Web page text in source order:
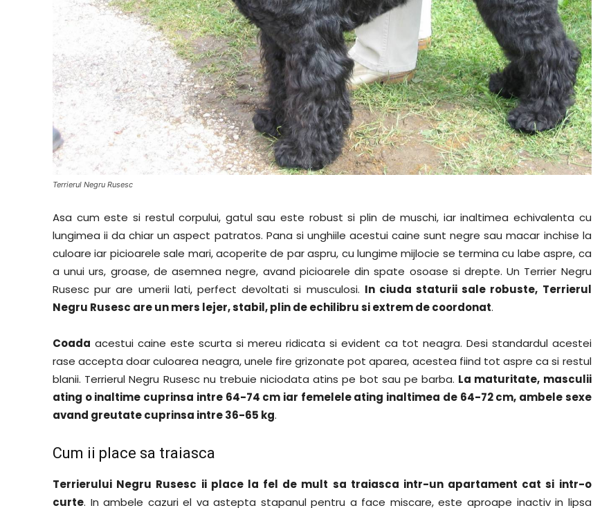
Terrierul Negru Rusesc
Asa cum este si restul corpului, gatul sau este robust si plin de muschi, iar inaltimea echivalenta cu
lungimea ii da chiar un aspect patratos. Pana si unghiile acestui caine sunt negre sau macar inchise la
culoare iar picioarele sale mari, acoperite de par aspru, cu lungime mijlocie se termina cu labe aspre, ca
a unui urs, groase, de asemnea negre, avand picioarele din spate osoase si drepte. Un Terrier Negru
Rusesc pur are umerii lati, perfect devoltati si musculosi. In ciuda staturii sale robuste, Terrierul
Negru Rusesc are un mers lejer, stabil, plin de echilibru si extrem de coordonat.
Coada acestui caine este scurta si mereu ridicata si evident ca tot neagra. Desi standardul acestei
rase accepta doar culoarea neagra, unele fire grizonate pot aparea, acestea fiind tot aspre ca si restul
blanii. Terrierul Negru Rusesc nu trebuie niciodata atins pe bot sau pe barba. La maturitate, masculii
ating o inaltime cuprinsa intre 64-74 cm iar femelele ating inaltimea de 64-72 cm, ambele sexe
avand greutate cuprinsa intre 36-65 kg.
Cum ii place sa traiasca
Terrierului Negru Rusesc ii place la fel de mult sa traiasca intr-un apartament cat si intr-o
curte. In ambele cazuri el va astepta stapanul pentru a face miscare, este aproape inactiv in lipsa